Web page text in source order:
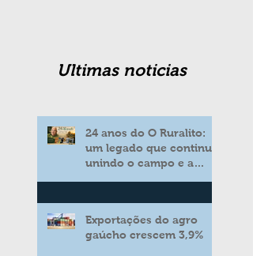
Ultimas noticias
24 anos do O Ruralito:
um legado que continua
unindo o campo e a
Exportações do agro
gaúcho crescem 3,9%